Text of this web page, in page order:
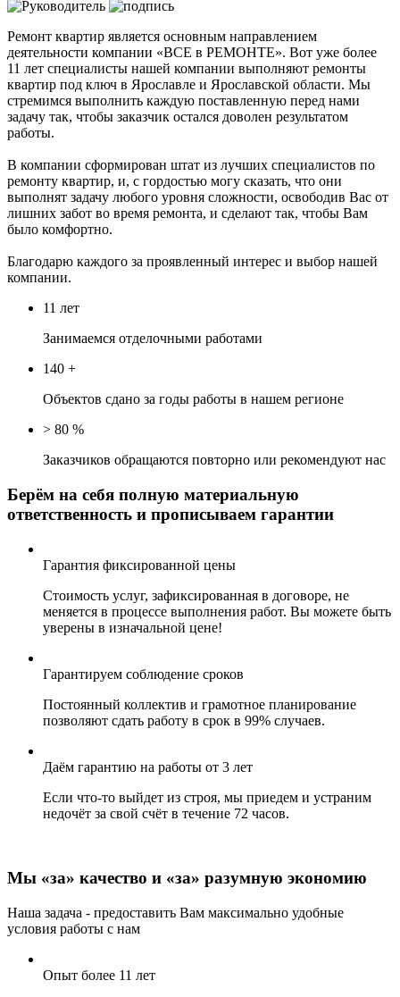
Ремонт квартир является основным направлением
деятельности компании «ВСЕ в РЕМОНТЕ». Вот уже более
11 лет специалисты нашей компании выполняют ремонты
квартир под ключ в Ярославле и Ярославской области. Мы
стремимся выполнить каждую поставленную перед нами
задачу так, чтобы заказчик остался доволен результатом
работы.
В компании сформирован штат из лучших специалистов по
ремонту квартир, и, с гордостью могу сказать, что они
выполнят задачу любого уровня сложности, освободив Вас от
лишних забот во время ремонта, и сделают так, чтобы Вам
было комфортно.
Благодарю каждого за проявленный интерес и выбор нашей
компании.
11 лет
Занимаемся отделочными работами
140 +
Объектов сдано за годы работы в нашем регионе
> 80 %
Заказчиков обращаются повторно или рекомендуют нас
Берём на себя полную материальную
ответственность и прописываем гарантии
Гарантия фиксированной цены
Стоимость услуг, зафиксированная в договоре, не
меняется в процессе выполнения работ. Вы можете быть
уверены в изначальной цене!
Гарантируем соблюдение сроков
Постоянный коллектив и грамотное планирование
позволяют сдать работу в срок в 99% случаев.
Даём гарантию на работы от 3 лет
Если что-то выйдет из строя, мы приедем и устраним
недочёт за свой счёт в течение 72 часов.
Мы «за» качество и «за» разумную экономию
Наша задача - предоставить Вам максимально удобные
условия работы с нам
Опыт более 11 лет